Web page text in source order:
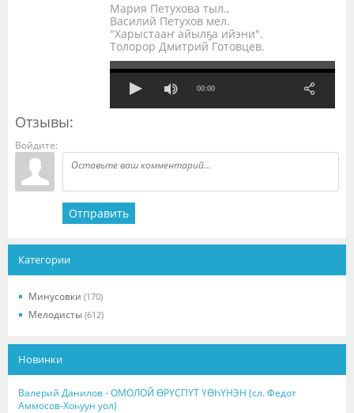
Мария Петухова тыл.,
Василий Петухов мел.
"Харыстааҥ айылҕа ийэни".
Толорор Дмитрий Готовцев.
00:00
Отзывы:
Войдите:
Отправить
Категории
Минусовки (170)
Мелодисты (612)
Новинки
Валерий Данилов - ОМОЛОЙ ӨРҮСПҮТ ҮӨҺҮНЭН (сл. Федот
Аммосов-Хоһуун уол)